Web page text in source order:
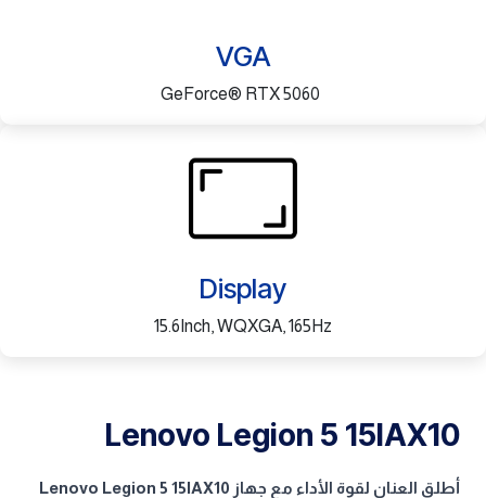
VGA
Display
15.6Inch, WQXGA, 165Hz
Lenovo Legion 5 15IAX10
أطلق العنان لقوة الأداء مع جهاز Lenovo Legion 5 15IAX10